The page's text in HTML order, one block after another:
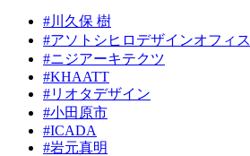
#川久保 樹
#アソトシヒロデザインオフィス
#ニジアーキテクツ
#KHAATT
#リオタデザイン
#小田原市
#ICADA
#岩元真明